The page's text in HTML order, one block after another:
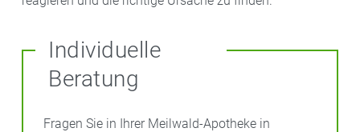
Individuelle
Beratung
Fragen Sie in Ihrer Meilwald-Apotheke in